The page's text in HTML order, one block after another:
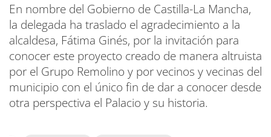
En nombre del Gobierno de Castilla-La Mancha,
la delegada ha traslado el agradecimiento a la
alcaldesa, Fátima Ginés, por la invitación para
conocer este proyecto creado de manera altruista
por el Grupo Remolino y por vecinos y vecinas del
municipio con el único fin de dar a conocer desde
otra perspectiva el Palacio y su historia.